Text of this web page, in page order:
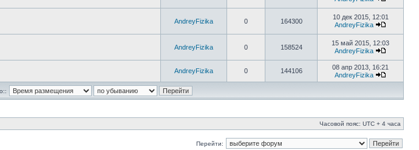
AndreyFizika 0 164300
10 дек 2015, 12:01
AndreyFizika
AndreyFizika 0 158524
15 май 2015, 12:03
AndreyFizika
AndreyFizika 0 144106
08 апр 2013, 16:21
AndreyFizika
Часовой пояс: UTC + 4 часа
Перейти: